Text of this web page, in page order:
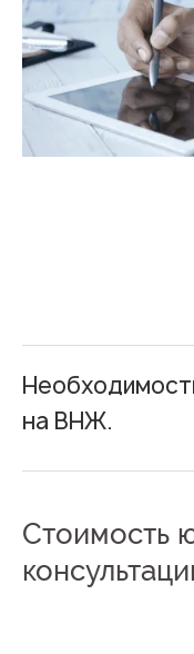
на ВНЖ.
Стоимость